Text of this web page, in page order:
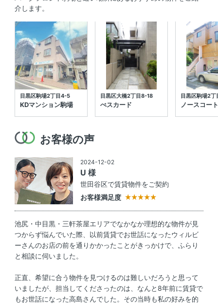
介します。
目黒区駒場2丁目4-5
KDマンション駒場
目黒区大橋2丁目8-18
ぺスカード
目黒区駒場2丁
ノースコート
お客様の声
2024-12-02
U 様
世田谷区で賃貸物件をご契約
お客様満足度
池尻・中目黒・三軒茶屋エリアでなかなか理想的な物件が見
つからず悩んでいた際、以前賃貸でお世話になったウィルビ
ーさんのお店の前を通りかかったことがきっかけで、ふらり
と相談に伺いました。
正直、希望に合う物件を見つけるのは難しいだろうと思って
いましたが、担当してくださったのは、なんと8年前に賃貸で
もお世話になった高島さんでした。その当時も私の好みを的